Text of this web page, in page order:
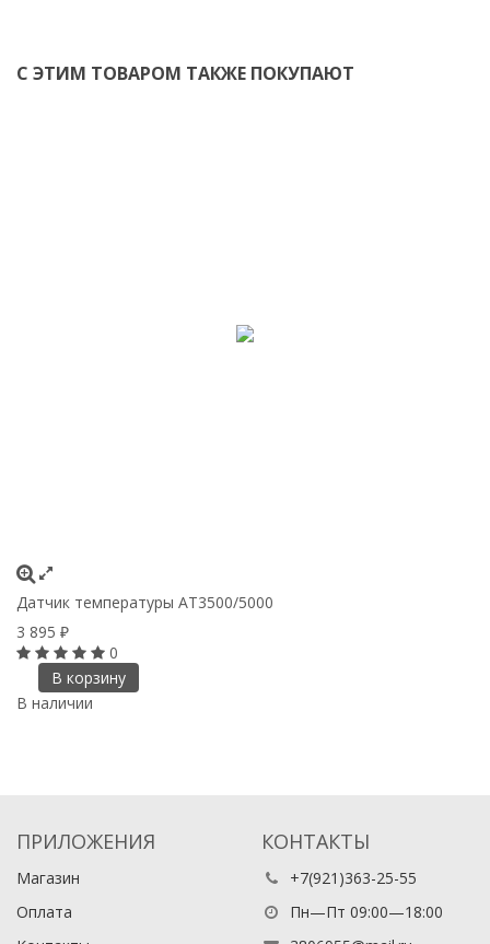
С ЭТИМ ТОВАРОМ ТАКЖЕ ПОКУПАЮТ
Датчик температуры АТ3500/5000
3 895 ₽
0
В корзину
В наличии
ПРИЛОЖЕНИЯ
Магазин
Оплата
КОНТАКТЫ
+7(921)363-25-55
Пн—Пт 09:00—18:00